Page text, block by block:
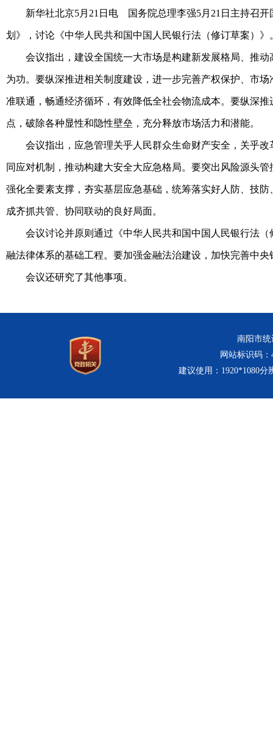
新华社北京5月21日电 国务院总理李强5月21日主持召开
划》，讨论《中华人民共和国中国人民银行法（修订草案）》
会议指出，建设全国统一大市场是构建新发展格局、推动
为功。要纵深推进相关制度建设，进一步完善产权保护、市
准联通，畅通经济循环，有效降低全社会物流成本。要纵深
点，破除各种显性和隐性壁垒，充分释放市场活力和潜能。
会议指出，应急管理关乎人民群众生命财产安全，关乎改
同应对机制，推动构建大安全大应急格局。要突出风险源头
强化全要素支撑，夯实基层应急基础，统筹落实好人防、技
成齐抓共管、协同联动的良好局面。
会议讨论并原则通过《中华人民共和国中国人民银行法（
融法律体系的基础工程。要加强金融法治建设，加快完善中
会议还研究了其他事项。
南阳市统
网站标识码：
建议使用：1920*1080